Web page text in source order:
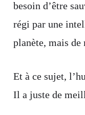
besoin d’être
régi par une
planète, mais de
Et à ce sujet,
Il a juste de